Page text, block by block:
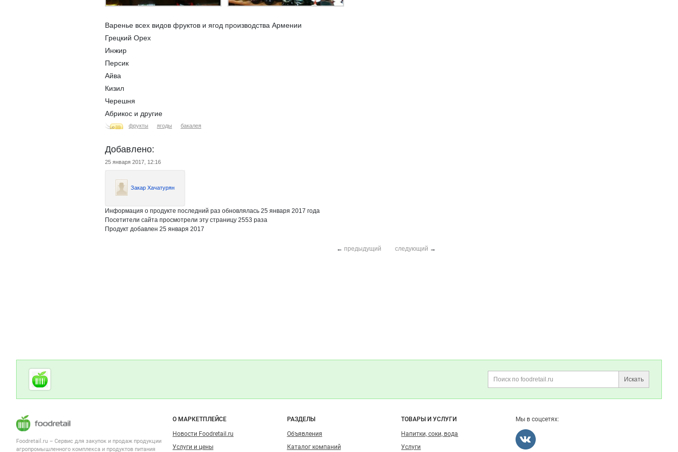
Варенье всех видов фруктов и ягод производства Армении
Грецкий Орех
Инжир
Персик
Айва
Кизил
Черешня
Абрикос и другие
фрукты ягоды бакалея
Добавлено:
25 января 2017, 12:16
Закар Хачатурян
Информация о продукте последний раз обновлялась 25 января 2017 года
Посетители сайта просмотрели эту страницу 2553 раза
Продукт добавлен 25 января 2017
← предыдущий следующий →
Дополнительная информация
Искать
Cсылки на полезные проекты
Foodretail.ru
— продукты
Важные разделы и контакты
Foodretail.ru – Сервис для закупок и продаж продукции
агропромышленного комплекса и продуктов питания
Навигация по сайту
О МАРКЕТПЛЕЙСЕ
Новости Foodretail.ru
Услуги и цены
РАЗДЕЛЫ
Объявления
Каталог компаний
ТОВАРЫ И УСЛУГИ
Напитки, соки, вода
Услуги
Мы в соцсетях: